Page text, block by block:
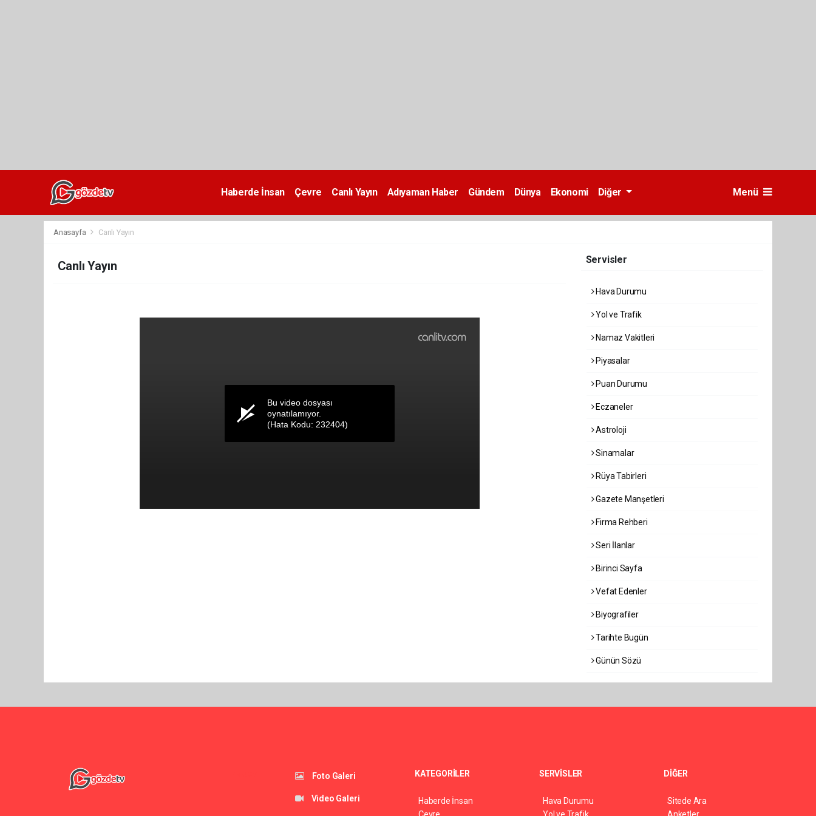
Haberde İnsan Çevre Canlı Yayın Adıyaman Haber Gündem Dünya Ekonomi Diğer Menü
Anasayfa Canlı Yayın
Canlı Yayın Servisler
Hava Durumu
Yol ve Trafik
Namaz Vakitleri
Piyasalar
Puan Durumu
Eczaneler
Astroloji
Sinamalar
Rüya Tabirleri
Gazete Manşetleri
Firma Rehberi
Seri İlanlar
Birinci Sayfa
Vefat Edenler
Biyografiler
Tarihte Bugün
Günün Sözü
Foto Galeri
Video Galeri
KATEGORİLER
Haberde İnsan
SERVİSLER
Hava Durumu
DİĞER
Sitede Ara